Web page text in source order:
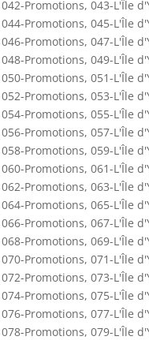
042-Promotions, 043-L'Île
044-Promotions, 045-L'Île
046-Promotions, 047-L'Île
048-Promotions, 049-L'Île
050-Promotions, 051-L'Île
052-Promotions, 053-L'Île
054-Promotions, 055-L'Île
056-Promotions, 057-L'Île
058-Promotions, 059-L'Île
060-Promotions, 061-L'Île
062-Promotions, 063-L'Île
064-Promotions, 065-L'Île
066-Promotions, 067-L'Île
068-Promotions, 069-L'Île
070-Promotions, 071-L'Île
072-Promotions, 073-L'Île
074-Promotions, 075-L'Île
076-Promotions, 077-L'Île
078-Promotions, 079-L'Île